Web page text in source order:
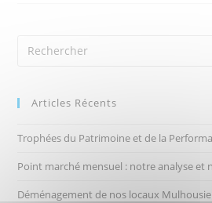
Articles Récents
Trophées du Patrimoine et de la
Point marché mensuel : notre analyse et
Déménagement de nos locaux